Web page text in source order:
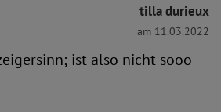
tilla durieux
am 11.03.2022
ist also nicht sooo